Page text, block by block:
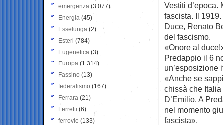
Vestiti
fascista. Il
Duce, Renato
del fascismo.
«Onore al
Predappio il 6
un’esposizione
«Anche se
chissà che
D’Emilio. A
nel momento
fascista».
emergenza (3.077)
Energia (45)
Esselunga (2)
Esteri (784)
Eugenetica (3)
Europa (1.314)
Fassino (13)
federalismo (167)
Ferrara (21)
Ferretti (6)
ferrovie (133)